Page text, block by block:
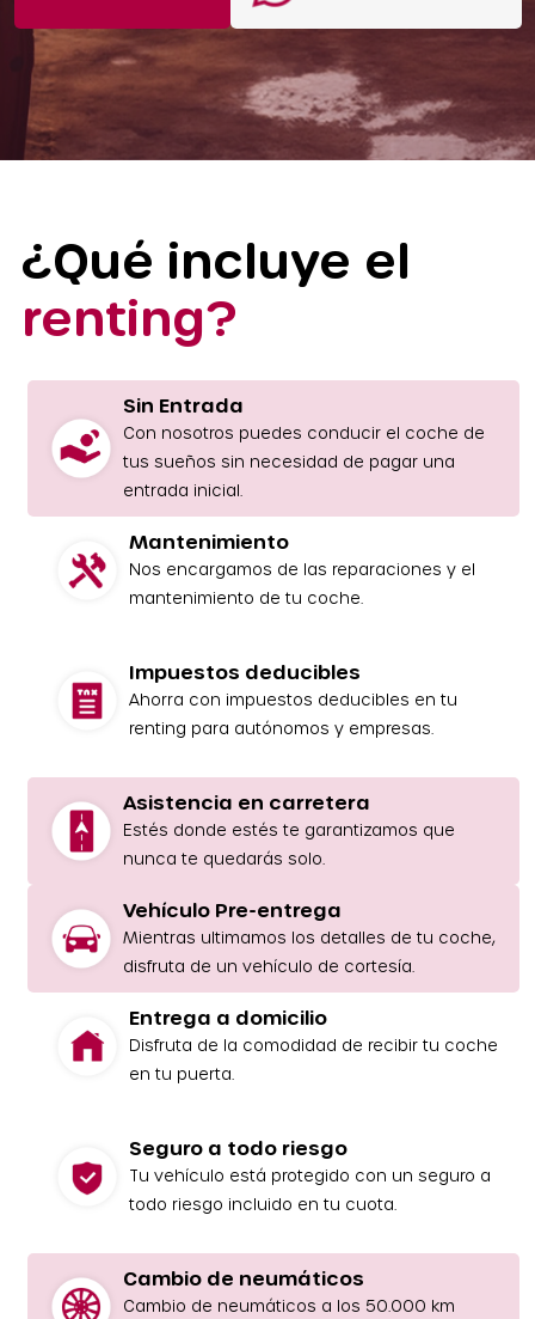
¿Qué incluye el
renting?
Sin Entrada
Con nosotros puedes conducir el coche de
tus sueños sin necesidad de pagar una
entrada inicial.
Mantenimiento
Nos encargamos de las reparaciones y el
mantenimiento de tu coche.
Impuestos deducibles
Ahorra con impuestos deducibles en tu
renting para autónomos y empresas.
Asistencia en carretera
Estés donde estés te garantizamos que
nunca te quedarás solo.
Vehículo Pre-entrega
Mientras ultimamos los detalles de tu coche,
disfruta de un vehículo de cortesía.
Entrega a domicilio
Disfruta de la comodidad de recibir tu coche
en tu puerta.
Seguro a todo riesgo
Tu vehículo está protegido con un seguro a
todo riesgo incluido en tu cuota.
Cambio de neumáticos
Cambio de neumáticos a los 50.000 km